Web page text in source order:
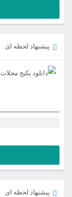
پیشنهاد لحظه ای
پیشنهاد لحظه ای